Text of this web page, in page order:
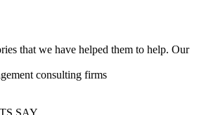
that we have helped them to help. Our
consulting firms
SAY